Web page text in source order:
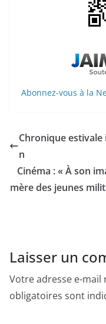
Abonnez-vous à la
Chronique estivale
n
Cinéma : « À son
mère des jeunes
Laisser un
Votre adresse e-mail
obligatoires sont